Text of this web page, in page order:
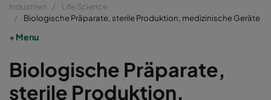
Industrien
Life Science
Biologische Präparate, sterile Produktion, medizinische Geräte
Menu
Biologische Präparate,
sterile Produktion,